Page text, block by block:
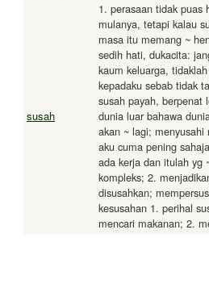
susah
1. perasaan tidak puas
mulanya, tetapi kalau
masa itu memang ~
sedih hati, dukacita:
kaum ke­luarga,
kepadaku sebab tidak
susah payah, berpenat
dunia luar bahawa
akan ~ lagi; menyusahi
aku cuma pening
ada kerja dan itulah yg
kompleks; 2.
disusahkan;
kesusahan 1. perihal
mencari makanan; 2.